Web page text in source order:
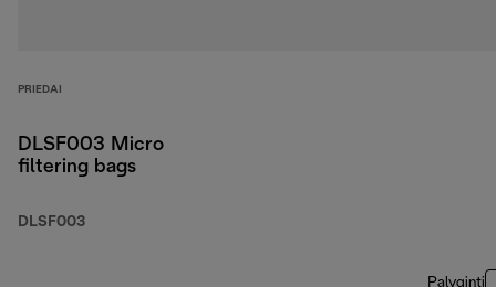
PRIEDAI
DLSF003 Micro
filtering bags
DLSF003
Palyginti